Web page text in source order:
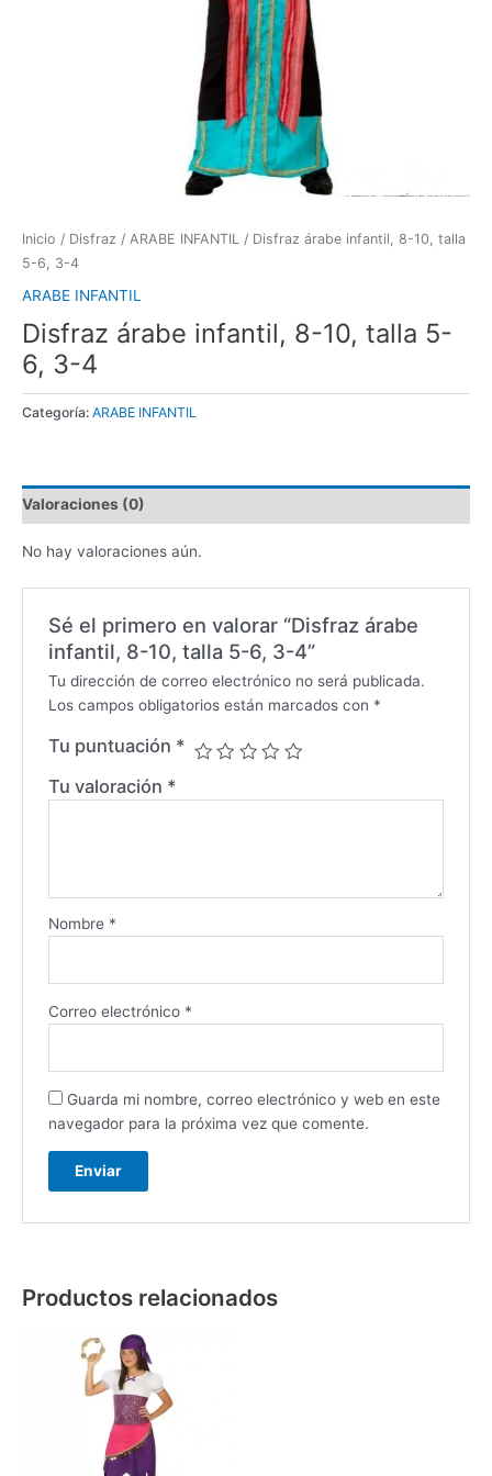
Inicio / Disfraz / ARABE INFANTIL / Disfraz árabe infantil, 8-10, talla
5-6, 3-4
ARABE INFANTIL
Disfraz árabe infantil, 8-10, talla 5-
6, 3-4
Categoría: ARABE INFANTIL
Valoraciones (0)
No hay valoraciones aún.
Sé el primero en valorar “Disfraz árabe
infantil, 8-10, talla 5-6, 3-4”
Tu dirección de correo electrónico no será publicada.
Los campos obligatorios están marcados con *
Tu puntuación *
Tu valoración *
Nombre *
Correo electrónico *
Guarda mi nombre, correo electrónico y web en este
navegador para la próxima vez que comente.
Productos relacionados